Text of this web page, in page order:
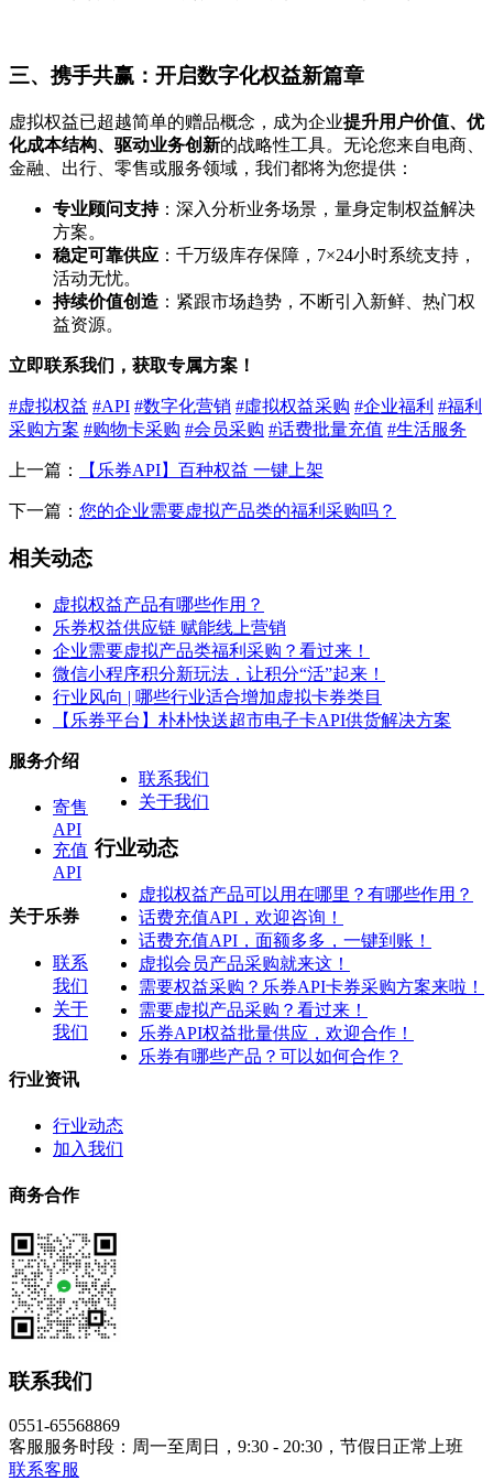
三、携手共赢：开启数字化权益新篇章
虚拟权益已超越简单的赠品概念，成为企业提升用户价值、优
化成本结构、驱动业务创新的战略性工具。无论您来自电商、
金融、出行、零售或服务领域，我们都将为您提供：
专业顾问支持：深入分析业务场景，量身定制权益解决
方案。
稳定可靠供应 ：千万级库存保障，7×24小时系统支持，
活动无忧。
持续价值创造 ：紧跟市场趋势，不断引入新鲜、热门权
益资源。
立即联系我们，获取专属方案！
#虚拟权益 #API #数字化营销 #虛拟权益采购 #企业福利 #福利
采购方案 #购物卡采购 #会员采购 #话费批量充值 #生活服务
上一篇： 【乐券API】百种权益 一键上架
下一篇： 您的企业需要虚拟产品类的福利采购吗？
相关动态
虚拟权益产品有哪些作用？
乐券权益供应链 赋能线上营销
企业需要虚拟产品类福利采购？看过来！
微信小程序积分新玩法，让积分“活”起来！
行业风向 | 哪些行业适合增加虚拟卡券类目
【乐券平台】朴朴快送超市电子卡API供货解决方案
联系我们
关于我们
行业动态
虚拟权益产品可以用在哪里？有哪些作用？
话费充值API，欢迎咨询！
话费充值API，面额多多，一键到账！
虚拟会员产品采购就来这！
需要权益采购？乐券API卡券采购方案来啦！
需要虚拟产品采购？看过来！
乐券API权益批量供应，欢迎合作！
乐券有哪些产品？可以如何合作？
服务介绍
寄售
API
充值
API
关于乐券
联系
我们
关于
我们
行业资讯
行业动态
加入我们
商务合作
联系我们
0551-65568869
客服服务时段：周一至周日，9:30 - 20:30，节假日正常上班
联系客服